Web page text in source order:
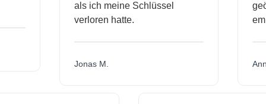
als ich meine Schlüssel
verloren hatte.
Jonas M.